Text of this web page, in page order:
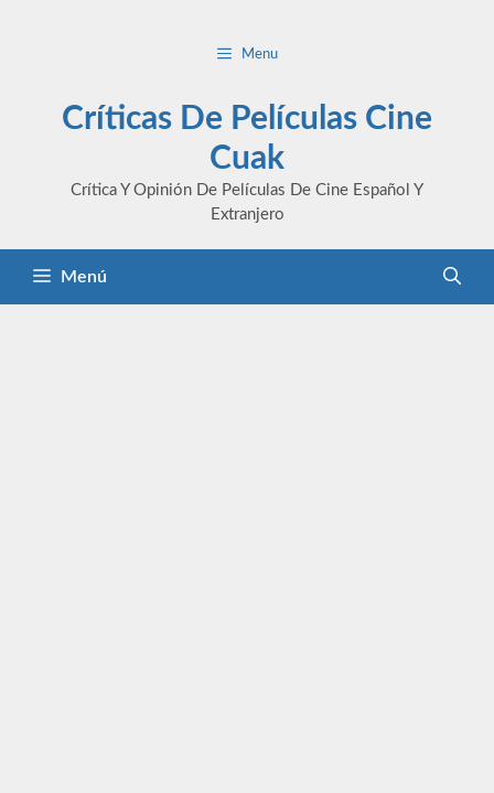
Menu
Críticas De Películas Cine
Cuak
Crítica Y Opinión De Películas De Cine Español Y
Extranjero
Menú